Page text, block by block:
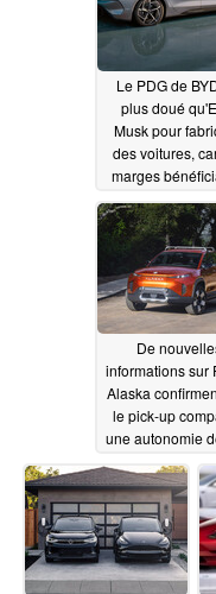
Le PDG de
plus doué
Musk pour
des voitures,
marges
sont
supérieures à
Tesla11/03/
De
informations sur
Alaska
le pick-up
une autonomie
miles, un prix
à 50 000
américains et
intéressantes,
que des